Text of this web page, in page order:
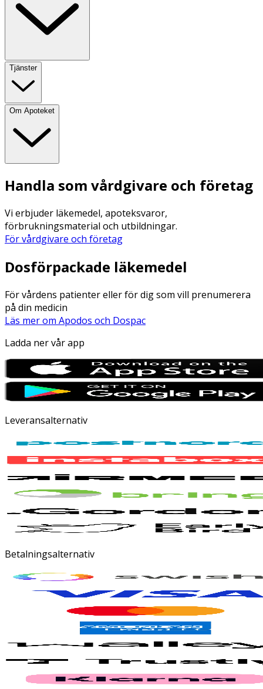
Tjänster
Om Apoteket
Handla som vårdgivare och företag
Vi erbjuder läkemedel, apoteksvaror,
förbrukningsmaterial och utbildningar.
För vårdgivare och företag
Dosförpackade läkemedel
För vårdens patienter eller för dig som vill prenumerera
på din medicin
Läs mer om Apodos och Dospac
Ladda ner vår app
Leveransalternativ
Betalningsalternativ